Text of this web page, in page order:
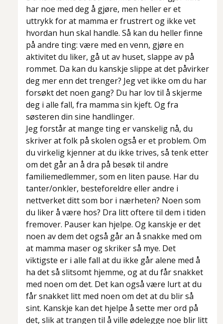
har noe med deg å gjøre, men heller er et
uttrykk for at mamma er frustrert og ikke vet
hvordan hun skal handle. Så kan du heller finne
på andre ting: være med en venn, gjøre en
aktivitet du liker, gå ut av huset, slappe av på
rommet. Da kan du kanskje slippe at det påvirker
deg mer enn det trenger? Jeg vet ikke om du har
forsøkt det noen gang? Du har lov til å skjerme
deg i alle fall, fra mamma sin kjeft. Og fra
søsteren din sine handlinger.
Jeg forstår at mange ting er vanskelig nå, du
skriver at folk på skolen også er et problem. Om
du virkelig kjenner at du ikke trives, så tenk etter
om det går an å dra på besøk til andre
familiemedlemmer, som en liten pause. Har du
tanter/onkler, besteforeldre eller andre i
nettverket ditt som bor i nærheten? Noen som
du liker å være hos? Dra litt oftere til dem i tiden
fremover. Pauser kan hjelpe. Og kanskje er det
noen av dem det også går an å snakke med om
at mamma maser og skriker så mye. Det
viktigste er i alle fall at du ikke går alene med å
ha det så slitsomt hjemme, og at du får snakket
med noen om det. Det kan også være lurt at du
får snakket litt med noen om det at du blir så
sint. Kanskje kan det hjelpe å sette mer ord på
det, slik at trangen til å ville ødelegge noe blir litt